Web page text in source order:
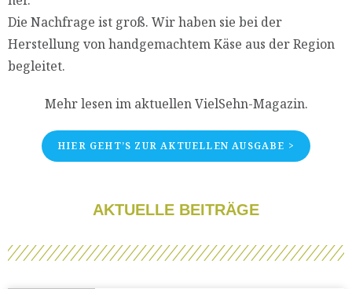
Die Nachfrage ist groß. Wir haben sie bei der
Herstellung von handgemachtem Käse aus der Region
begleitet.
Mehr lesen im aktuellen VielSehn-Magazin.
HIER GEHT’S ZUR AKTUELLEN AUSGABE >
AKTUELLE BEITRÄGE